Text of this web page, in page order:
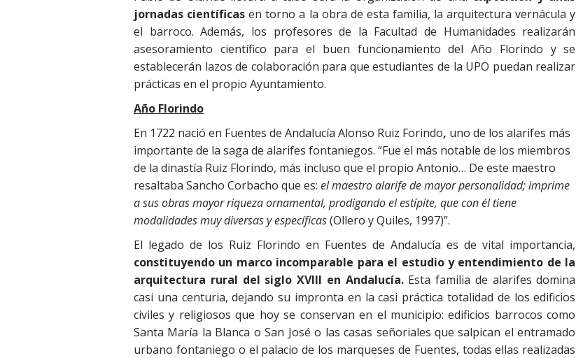
jornadas científicas en torno a la obra de esta familia, la arquitectura vernácula y
el barroco. Además, los profesores de la Facultad de Humanidades realizarán
asesoramiento científico para el buen funcionamiento del Año Florindo y se
establecerán lazos de colaboración para que estudiantes de la UPO puedan realizar
prácticas en el propio Ayuntamiento.
Año Florindo
En 1722 nació en Fuentes de Andalucía Alonso Ruiz Forindo, uno de los alarifes más
importante de la saga de alarifes fontaniegos. “Fue el más notable de los miembros
de la dinastía Ruiz Florindo, más incluso que el propio Antonio… De este maestro
resaltaba Sancho Corbacho que es: el maestro alarife de mayor personalidad; imprime
a sus obras mayor riqueza ornamental, prodigando el estípite, que con él tiene
modalidades muy diversas y específicas(Ollero y Quiles, 1997)”.
El legado de los Ruiz Florindo en Fuentes de Andalucía es de vital importancia,
constituyendo un marco incomparable para el estudio y entendimiento de la
arquitectura rural del siglo XVIII en Andalucía.Esta familia de alarifes domina
casi una centuria, dejando su impronta en la casi práctica totalidad de los edificios
civiles y religiosos que hoy se conservan en el municipio: edificios barrocos como
Santa María la Blanca o San José o las casas señoriales que salpican el entramado
urbano fontaniego o el palacio de los marqueses de Fuentes, todas ellas realizadas